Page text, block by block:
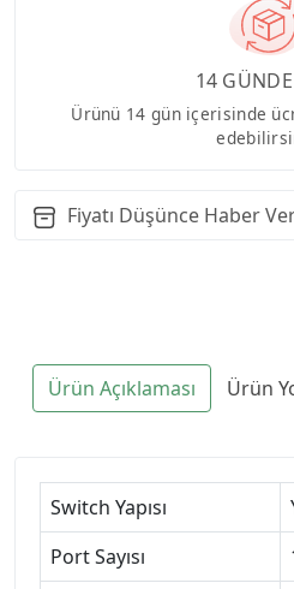
14
Ürünü 14 gün içerisinde
Fiyatı Düşünce Haber
Ürün Açıklaması Ürün
Switch Yapısı
Port Sayısı